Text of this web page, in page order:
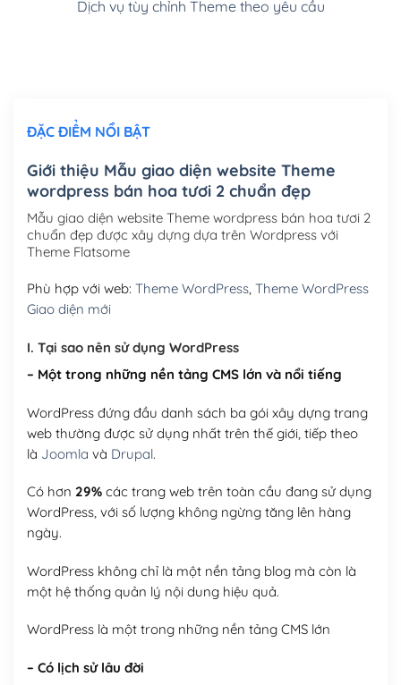
Cài đặt SMTP Mail cho site Wordpress(+100,000₫)
Mua thêm Host + Tên miền
Tên miền quốc tế .com .net .org (1 năm)
Tên miền Việt Nam .vn (1 năm)(+550,000₫)
Hosting 2GB SSD (1 năm)(+450,000₫)
Hosting 5GB SSD (1 năm)
Dịch vụ tùy chỉnh Theme theo yêu cầu
ĐẶC ĐIỂM NỔI BẬT
Giới thiệu Mẫu giao diện website Theme
wordpress bán hoa tươi 2 chuẩn đẹp
Mẫu giao diện website Theme wordpress bán hoa tươi 2
chuẩn đẹp được xây dựng dựa trên Wordpress với
Theme Flatsome
Phù hợp với web: Theme WordPress, Theme WordPress
Giao diện mới
I. Tại sao nên sử dụng WordPress
– Một trong những nền tảng CMS lớn và nổi tiếng
WordPress đứng đầu danh sách ba gói xây dựng trang
web thường được sử dụng nhất trên thế giới, tiếp theo
là Joomla và Drupal.
Có hơn 29%các trang web trên toàn cầu đang sử dụng
WordPress, với số lượng không ngừng tăng lên hàng
ngày.
WordPress không chỉ là một nền tảng blog mà còn là
một hệ thống quản lý nội dung hiệu quả.
WordPress là một trong những nền tảng CMS lớn
– Có lịch sử lâu đời